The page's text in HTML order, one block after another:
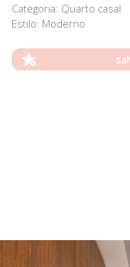
Categoria: Quarto casal
Estilo: Moderno